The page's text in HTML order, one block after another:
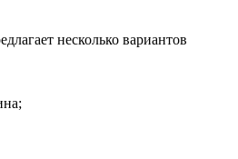
несколько вариантов